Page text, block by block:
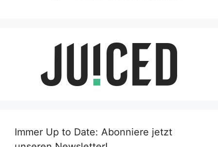
Immer Up to Date: Abonniere jetzt